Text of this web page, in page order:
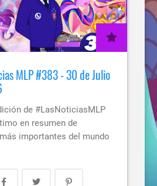
MLP #383 - 30 de Julio
de #LasNoticiasMLP
en resumen de
importantes del mundo